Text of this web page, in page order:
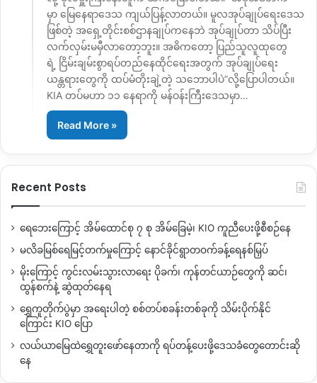
မှာ မြေနေရာဒေသ ကျယ်ပြန့်လာတယ်။ မူလအုပ်ချုပ်ရေးဒေသ
ဖြစ်တဲ့ အရှေ့တိုင်းစစ်ဌာနချုပ်ကနေဘဲ အုပ်ချုပ်တာ သိပ်ပြီး
လက်လှမ်းမမှီလာတော့ဘူး။ အဓိကတော့ ပြည်သူလူထုတွေ
ရဲ့ ငြိမ်းချမ်းစွာရပ်တည်နေထိုင်ရေးအတွက် အုပ်ချုပ်ရေး
ယန္တရားတွေကို ထပ်မံတိုးချဲ့တဲ့ သဘောပါပဲ”လို့ပြောပါတယ်။
KIA တပ်မဟာ ၁၁ နေရာကို မန်ဝန်းကြီးဒေသမှာ…
Read More »
Recent Posts
ရေဘေးကြောင့် အိမ်ထောင်စု ၇ စု အိမ်ခြေမဲ့၊ KIO ကူညီပေးဖို့စီစဉ်နေ
မလိခမြစ်ရေမြင့်တက်မှုကြောင့် နောင်ခိုင်ရွာတဝက်ခန့်ရေနစ်မြှပ်
မိုးကြောင့် ကွင်းလမ်းသွားလာရေး ပိုခက်၊ ကုန်တင်ယာဉ်တွေကို ဆင်၊
ထွန်စက်နဲ့ ဆွဲထုတ်နေရ
ရွှေကူတိုက်ပွဲမှာ အရေးပါတဲ့ စစ်တပ်စခန်းတစ်ခုကို သိမ်းပိုက်နိုင်
ကြောင်း KIO ပြော
လယ်ယာမြေထဲရွှေတူးဖော်နေတာကို ရပ်တန့်ပေးဖို့ဒေသခံတွေတောင်းဆို
နေ